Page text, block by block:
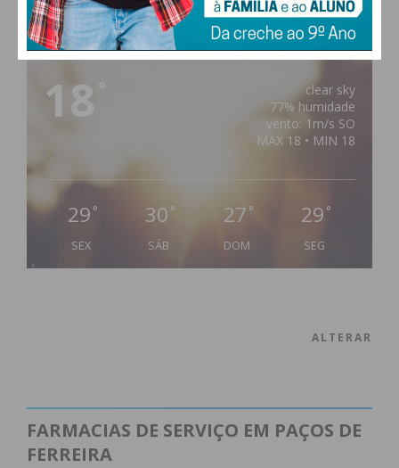
PAÇOS DE FERREIRA
18
clear sky
77% humidade
vento: 1m/s SO
MAX 18 • MIN 18
29 °
SEX
30 °
SÁB
27 °
DOM
29 °
SEG
ALTERAR
FARMACIAS DE SERVIÇO EM PAÇOS DE
FERREIRA